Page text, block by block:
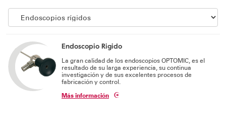
Equipos Endoscopia
Equipos Consulta médica
Consumibles
Solicita información
Endoscopio Rigido
La gran calidad de los endoscopios OPTOMIC, es el
resultado de su larga experiencia, su continua
investigación y de sus excelentes procesos de
fabricación y control.
Más información